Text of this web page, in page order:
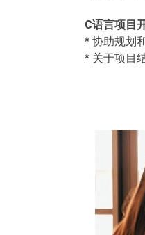
C语言项目
* 协助规划
* 关于项目